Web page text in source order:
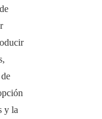
y la